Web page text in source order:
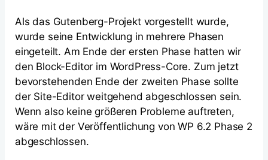
Als das Gutenberg-Projekt vorgestellt wurde,
wurde seine Entwicklung in mehrere Phasen
eingeteilt. Am Ende der ersten Phase hatten wir
den Block-Editor im WordPress-Core. Zum jetzt
bevorstehenden Ende der zweiten Phase sollte
der Site-Editor weitgehend abgeschlossen sein.
Wenn also keine größeren Probleme auftreten,
wäre mit der Veröffentlichung von WP 6.2 Phase 2
abgeschlossen.